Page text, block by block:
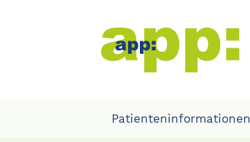
Patienteninformationen